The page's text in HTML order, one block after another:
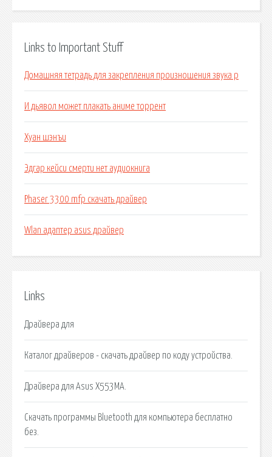
Links to Important Stuff
Домашняя тетрадь для закрепления произношения звука р
И дьявол может плакать аниме торрент
Хуан шэнъи
Эдгар кейси смерти нет аудиокнига
Phaser 3300 mfp скачать драйвер
Wlan адаптер asus драйвер
Links
Драйвера для
Каталог драйверов - скачать драйвер по коду устройства.
Драйвера для Asus X553MA.
Скачать программы Bluetooth для компьютера бесплатно
без.